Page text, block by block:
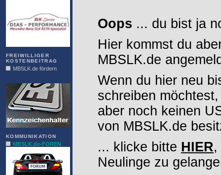
FREIWILLIGER
KOSTENBEITRAG
MBSLK.de fördern
KOMMUNIKATION
MBSLK.de-FOREN
Oops ... du bist ja
Hier kommst du
MBSLK.de
Wenn du hier neu
schreiben möchtest,
aber noch keinen
von MBSLK.de
... klicke bitte HIER,
Neulinge zu